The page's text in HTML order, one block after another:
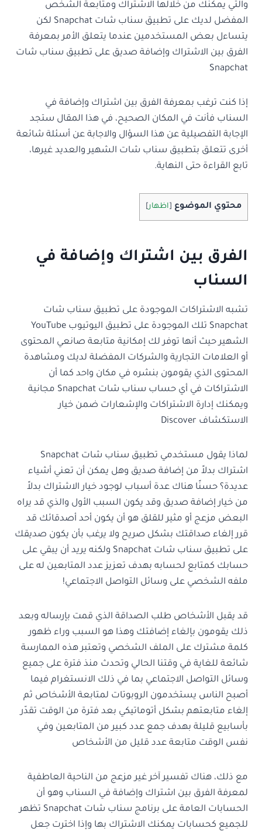
والتي يمكنك من خلالها الاشتراك ومتابعة الشخص
المفضل لديك على تطبيق سناب شات Snapchat لكن
يتساءل بعض المستخدمين عندما يتعلق الأمر بمعرفة
الفرق بين الاشتراك وإضافة صديق على تطبيق سناب شات
Snapchat
إذا كنت ترغب بمعرفة الفرق بين اشتراك وإضافة في
السناب فأنت في المكان الصحيح، في هذا المقال ستجد
الإجابة التفصيلية عن هذا السؤال والاجابة عن أسئلة شائعة
أخرى تتعلق بتطبيق سناب شات الشهير والعديد غيرها،
تابع القراءة حتى النهاية.
محتوي الموضوع [اظهار]
الفرق بين اشتراك وإضافة في
السناب
تشبه الاشتراكات الموجودة على تطبيق سناب شات
Snapchat تلك الموجودة على تطبيق اليوتيوب YouTube
الشهير حيث أنها توفر لك إمكانية متابعة صانعي المحتوى
أو العلامات التجارية والشركات المفضلة لديك ومشاهدة
المحتوى الذي يقومون بنشره في مكان واحد كما أن
الاشتراكات في أي حساب سناب شات Snapchat مجانية
ويمكنك إدارة الاشتراكات والإشعارات ضمن خيار
الاستكشاف Discover
لماذا يقول مستخدمي تطبيق سناب شات Snapchat
اشتراك بدلاً من إضافة صديق وهل يمكن أن تعني أشياء
عديدة؟ حسنًا هناك عدة أسباب لوجود خيار الاشتراك بدلاً
من خيار إضافة صديق وقد يكون السبب الأول والذي قد يراه
البعض مزعج أو مثير للقلق هو أن يكون أحد أصدقائك قد
قرر إلغاء صداقتك بشكل صريح ولا يرغب بأن يكون صديقك
على تطبيق سناب شات Snapchat ولكنه يريد أن يبقي على
حسابك كمتابع لحسابه بهدف تعزيز عدد المتابعين له على
ملفه الشخصي على وسائل التواصل الاجتماعي!
قد يقبل الأشخاص طلب الصداقة الذي قمت بإرساله وبعد
ذلك يقومون بإلغاء إضافتك وهذا هو السبب وراء ظهور
كلمة مشترك على الملف الشخصي وتعتبر هذه الممارسة
شائعة للغاية في وقتنا الحالي وتحدث منذ فترة على جميع
وسائل التواصل الاجتماعي بما في ذلك الانستغرام فيما
أصبح الناس يستخدمون الروبوتات لمتابعة الأشخاص ثم
إلغاء متابعتهم بشكل أتوماتيكي بعد فترة من الوقت تقدّر
بأسابيع قليلة بهدف جمع عدد كبير من المتابعين وفي
نفس الوقت متابعة عدد قليل من الأشخاص
مع ذلك، هناك تفسير آخر غير مزعج من الناحية العاطفية
لمعرفة الفرق بين اشتراك وإضافة في السناب وهو أن
الحسابات العامة على برنامج سناب شات Snapchat تظهر
للجميع كحسابات يمكنك الاشتراك بها وإذا اخترت جعل